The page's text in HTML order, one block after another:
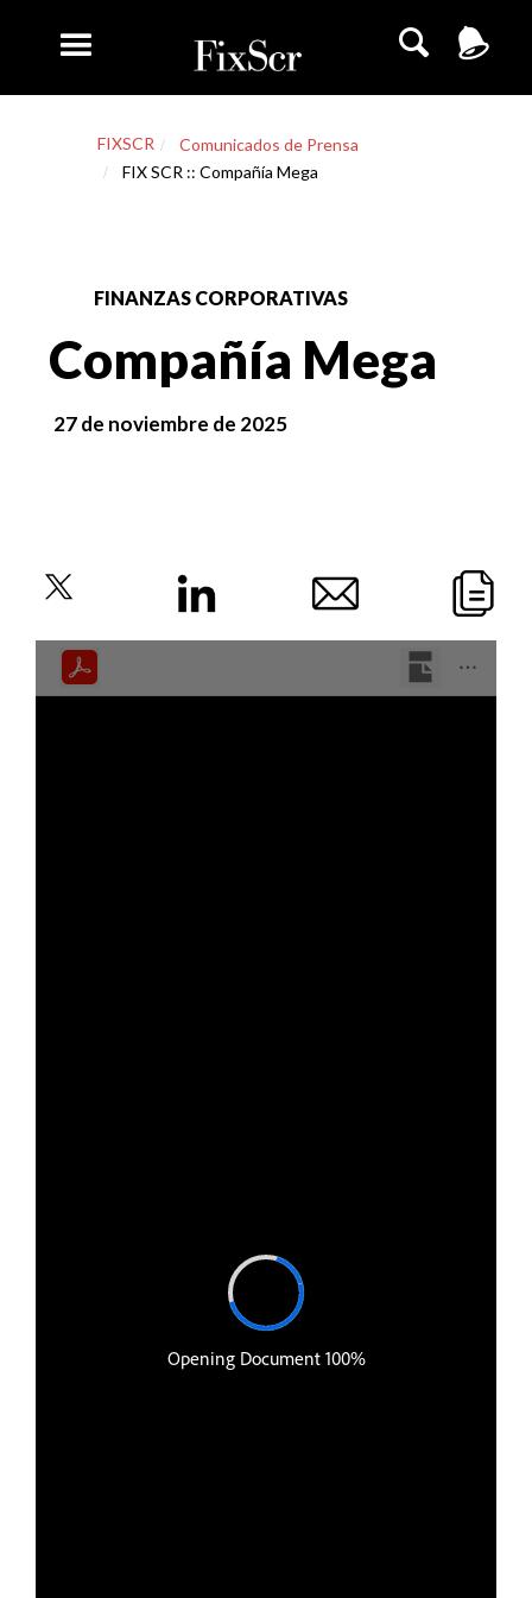
FIXSCR
Comunicados de Prensa
FIX SCR :: Compañía Mega
FINANZAS CORPORATIVAS
Compañía Mega
27 de noviembre de 2025